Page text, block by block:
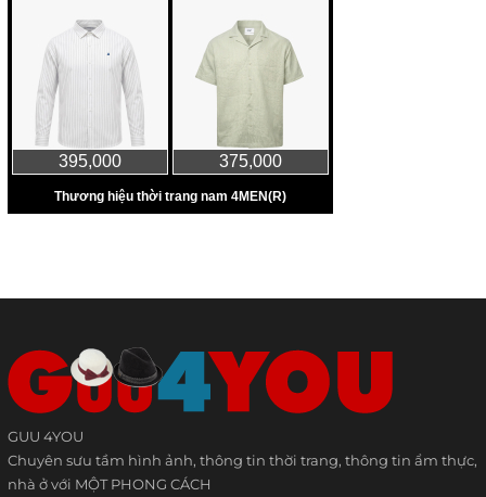
GUU 4YOU
Chuyên sưu tầm hình ảnh, thông tin thời trang, thông tin ẩm thực,
nhà ở với MỘT PHONG CÁCH